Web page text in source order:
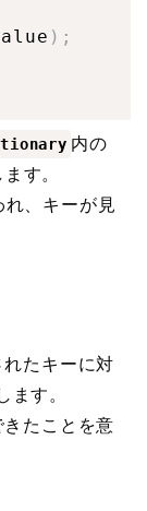
) ;
内の
す。
れ、キーが見
たキーに対
ます。
たことを意